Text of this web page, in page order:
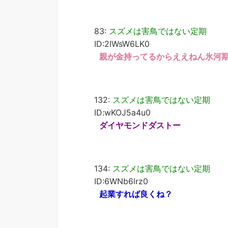
83: スズメは害鳥ではない定期
ID:2IWsW6LK0
親が金持ってるからええねん氷河
132: スズメは害鳥ではない定期
ID:wKOJ5a4u0
ダイヤモンドダストー
134: スズメは害鳥ではない定期
ID:6WNb6lrz0
起業すれば良くね？